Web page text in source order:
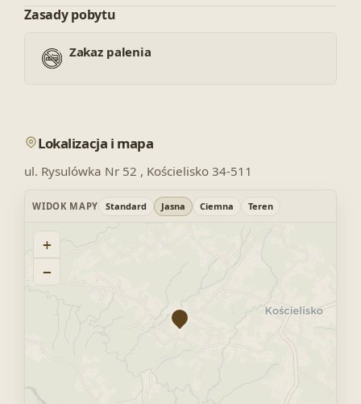
Zasady pobytu
Zakaz palenia
Lokalizacja i mapa
ul. Rysulówka Nr 52 , Kościelisko 34-511
WIDOK MAPY Standard Jasna Ciemna Teren
+
−